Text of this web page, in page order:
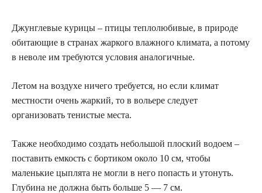
Джунглевые курицы – птицы теплолюбивые, в природе
обитающие в странах жаркого влажного климата, а потому
в неволе им требуются условия аналогичные.
Летом на воздухе ничего требуется, но если климат
местности очень жаркий, то в вольере следует
организовать тенистые места.
Также необходимо создать небольшой плоский водоем –
поставить емкость с бортиком около 10 см, чтобы
маленькие цыплята не могли в него попасть и утонуть.
Глубина не должна быть больше 5 — 7 см.